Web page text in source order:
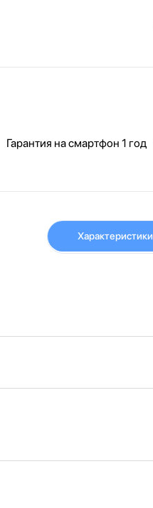
Гарантия на смартфон 1 год
Характеристики